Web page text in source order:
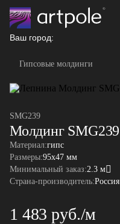
Ваш город:
Гипсовые молдинги
SMG239
Молдинг SMG239
Материал:гипс
Размеры:95x47 мм
Минимальный заказ:2.3 м
Страна-производитель:Россия
1 483 руб./м